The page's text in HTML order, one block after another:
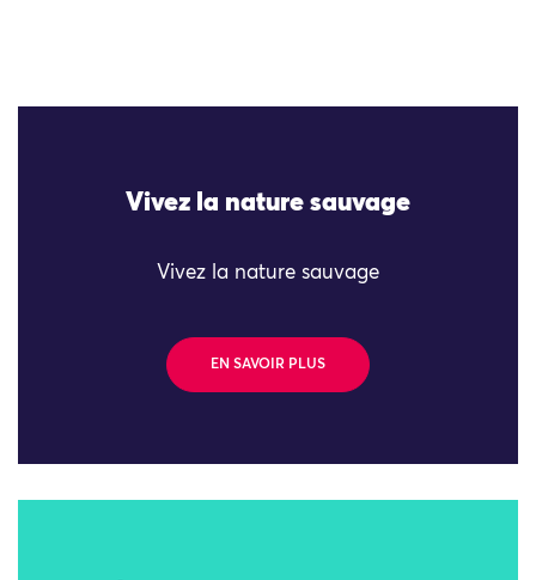
Vivez la nature sauvage
Vivez la nature sauvage
EN SAVOIR PLUS